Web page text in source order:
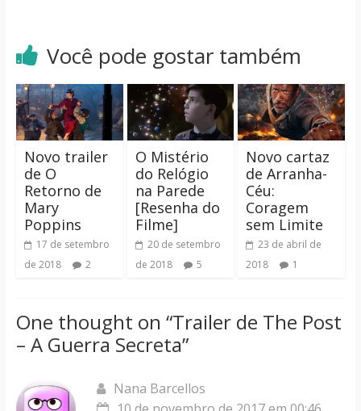
Você pode gostar também
Novo trailer
de O
Retorno de
Mary
Poppins
17 de setembro
de 2018
2
O Mistério
do Relógio
na Parede
[Resenha do
Filme]
20 de setembro
de 2018
5
Novo cartaz
de Arranha-
Céu:
Coragem
sem Limite
23 de abril de
2018
1
One thought on “Trailer de The Post
– A Guerra Secreta”
Nana Barcellos